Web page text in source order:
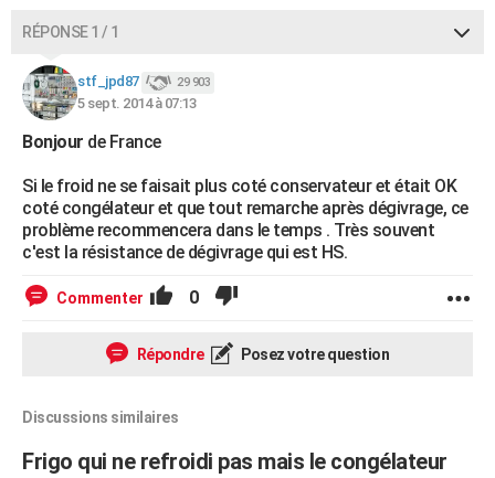
Dictionnaire
Biographies
Citations
Expressions
Proverbes
PROGRAMME TV
COPAINS D'AVANT
S'inscrire
Se connecter
Lycées
Collèges
Primaires
Universités
Entreprises
Service militaire
Avis de recherche
AVIS DE DÉCÈS
FORUM
RÉPONSE 1 / 1
stf_jpd87 29 903
5 sept. 2014 à 07:13
Bonjour de France
Si le froid ne se faisait plus coté conservateur et était OK
coté congélateur et que tout remarche après dégivrage, ce
problème recommencera dans le temps . Très souvent
c'est la résistance de dégivrage qui est HS.
Commenter 0
Répondre Posez votre question
Discussions similaires
Frigo qui ne refroidi pas mais le congélateur